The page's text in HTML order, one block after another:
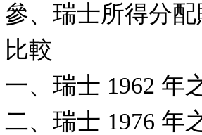
參、瑞士所得分
比較
一、瑞士 1962 年
二、瑞士 1976 年